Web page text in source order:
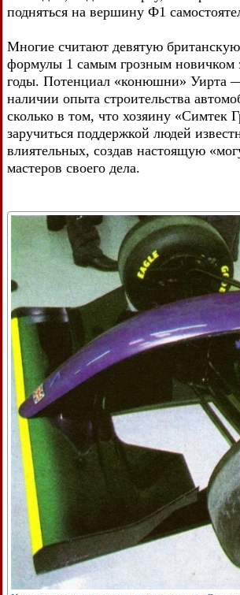
подняться на вершину Ф1
Многие считают девятую
формулы 1 самым грозным новичком
годы. Потенциал «конюшни» Уирта
наличии опыта строительства
сколько в том, что хозяину «Симтек
заручиться поддержкой людей
влиятельных, создав настоящую
мастеров своего дела.